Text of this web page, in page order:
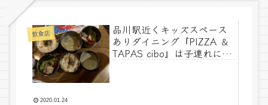
飲食店
品川駅近くキッズスペース
ありダイニング『PIZZA ＆
TAPAS cibo』は子連れにピ
2020.01.24